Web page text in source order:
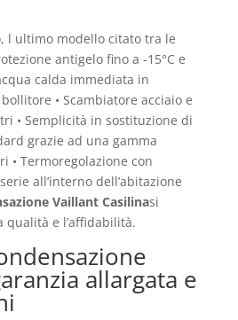
l ultimo modello citato tra le
antigelo fino a -15°C e
calda immediata in
• Scambiatore acciaio e
• Semplicità in sostituzione di
grazie ad una gamma
• Termoregolazione con
all’interno dell’abitazione
Vaillant Casilinasi
qualità e l’affidabilità.
allargata e